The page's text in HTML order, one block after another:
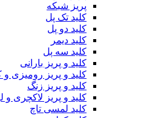
پریز شبکه
کلید تک پل
کلید دو پل
کلید دیمر
کلید سه پل
کلید و پریز بارانی
کلید و پریز رومیزی و
کلید و پریز زنگ
کلید و پریز لاکچری
کلید لمسی تاچ